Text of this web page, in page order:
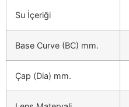
Su İçeriği
Base Curve (BC) mm.
Çap (Dia) mm.